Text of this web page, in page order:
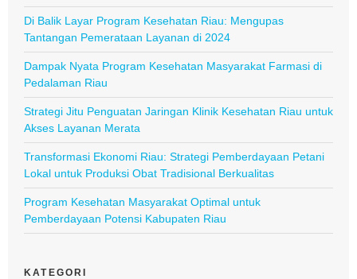
Di Balik Layar Program Kesehatan Riau: Mengupas
Tantangan Pemerataan Layanan di 2024
Dampak Nyata Program Kesehatan Masyarakat Farmasi di
Pedalaman Riau
Strategi Jitu Penguatan Jaringan Klinik Kesehatan Riau untuk
Akses Layanan Merata
Transformasi Ekonomi Riau: Strategi Pemberdayaan Petani
Lokal untuk Produksi Obat Tradisional Berkualitas
Program Kesehatan Masyarakat Optimal untuk
Pemberdayaan Potensi Kabupaten Riau
KATEGORI